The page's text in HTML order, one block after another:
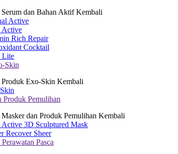
Serum dan Bahan Aktif Kembali
Active
Active
Rich Repair
Cocktail
Lite
Skin
Produk Exo-Skin Kembali
Produk Pemulihan
Masker dan Produk Pemulihan Kembali
3D Sculptured Mask
Recover Sheer
Pasca